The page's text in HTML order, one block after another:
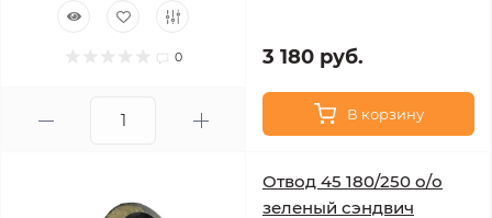
0 3 180 руб.
В корзину
Отвод 45 180/250 о/о
зеленый сэндвич